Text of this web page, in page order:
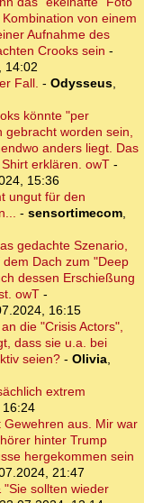
von einem
Aufnahme des
Crooks sein -
14:02
Fall. - Odysseus,
könnte "per
gebracht worden sein,
anders liegt. Das
erklären. owT -
15:36
ungut für den
- sensortimecom,
gedachte Szenario,
Dach zum "Deep
dessen Erschießung
owT -
16:15
die "Crisis Actors",
dass sie u.a. bei
seien? - Olivia,
extrem
aus. Mir war
hinter Trump
hergekommen sein
21:47
sollten wieder